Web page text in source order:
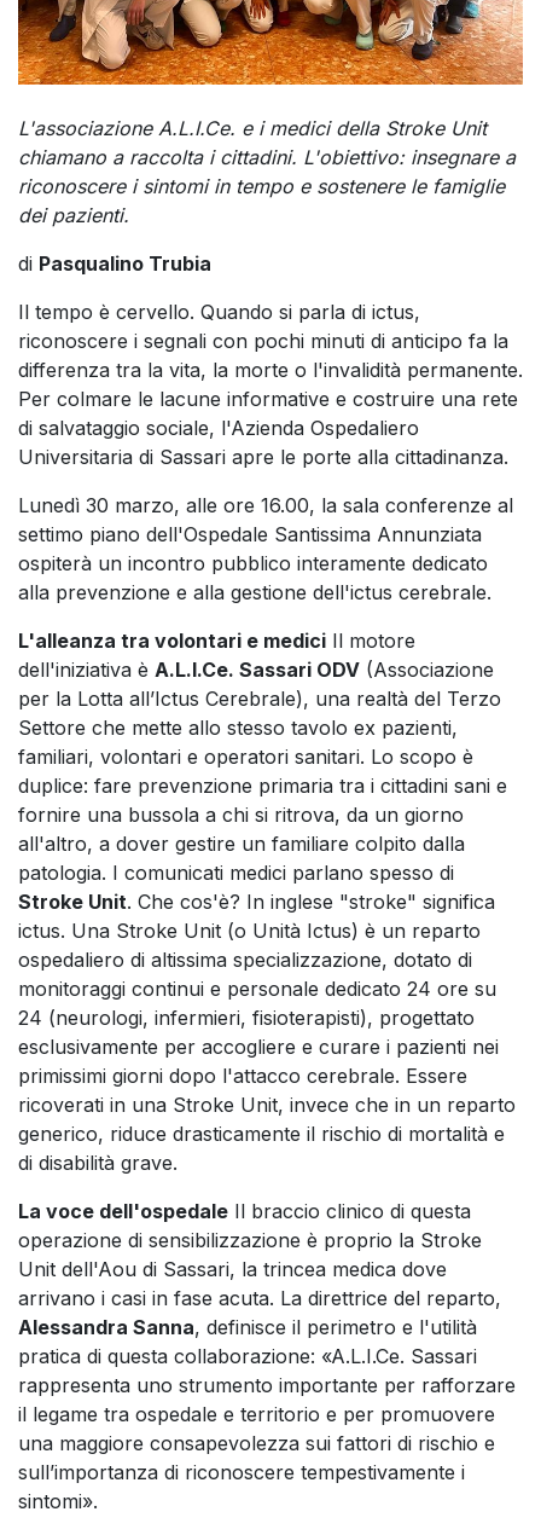
L'associazione A.L.I.Ce. e i medici della Stroke Unit
chiamano a raccolta i cittadini. L'obiettivo: insegnare a
riconoscere i sintomi in tempo e sostenere le famiglie
dei pazienti.
di Pasqualino Trubia
Il tempo è cervello. Quando si parla di ictus,
riconoscere i segnali con pochi minuti di anticipo fa la
differenza tra la vita, la morte o l'invalidità permanente.
Per colmare le lacune informative e costruire una rete
di salvataggio sociale, l'Azienda Ospedaliero
Universitaria di Sassari apre le porte alla cittadinanza.
Lunedì 30 marzo, alle ore 16.00, la sala conferenze al
settimo piano dell'Ospedale Santissima Annunziata
ospiterà un incontro pubblico interamente dedicato
alla prevenzione e alla gestione dell'ictus cerebrale.
L'alleanza tra volontari e medici Il motore
dell'iniziativa è A.L.I.Ce. Sassari ODV (Associazione
per la Lotta all’Ictus Cerebrale), una realtà del Terzo
Settore che mette allo stesso tavolo ex pazienti,
familiari, volontari e operatori sanitari. Lo scopo è
duplice: fare prevenzione primaria tra i cittadini sani e
fornire una bussola a chi si ritrova, da un giorno
all'altro, a dover gestire un familiare colpito dalla
patologia. I comunicati medici parlano spesso di
Stroke Unit. Che cos'è? In inglese "stroke" significa
ictus. Una Stroke Unit (o Unità Ictus) è un reparto
ospedaliero di altissima specializzazione, dotato di
monitoraggi continui e personale dedicato 24 ore su
24 (neurologi, infermieri, fisioterapisti), progettato
esclusivamente per accogliere e curare i pazienti nei
primissimi giorni dopo l'attacco cerebrale. Essere
ricoverati in una Stroke Unit, invece che in un reparto
generico, riduce drasticamente il rischio di mortalità e
di disabilità grave.
La voce dell'ospedale Il braccio clinico di questa
operazione di sensibilizzazione è proprio la Stroke
Unit dell'Aou di Sassari, la trincea medica dove
arrivano i casi in fase acuta. La direttrice del reparto,
Alessandra Sanna, definisce il perimetro e l'utilità
pratica di questa collaborazione: «A.L.I.Ce. Sassari
rappresenta uno strumento importante per rafforzare
il legame tra ospedale e territorio e per promuovere
una maggiore consapevolezza sui fattori di rischio e
sull’importanza di riconoscere tempestivamente i
sintomi».